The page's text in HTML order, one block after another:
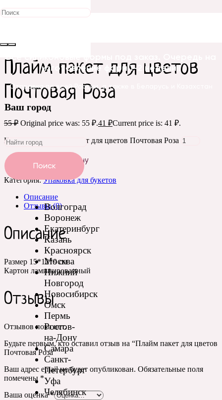
Все силиконовые формы под заказ. Очередь на
изготовление форм 1-2 недели!!
Отправка по всей России, а также в Беларусь и Казахстан
Ваш город
Поиск
Волгоград
Воронеж
Екатеринбург
Казань
Красноярск
Москва
Нижний
Новгород
Новосибирск
Омск
Пермь
Ростов-
на-Дону
Самара
Санкт-
Петербург
Уфа
Челябинск
Распродажа!
Плайм пакет для цветов
Почтовая Роза
55₽ Original price was: 55 ₽.41 ₽Current price is: 41 ₽.
Количество Плайм пакет для цветов Почтовая Роза
Добавить в корзину
Категория:Упаковка для букетов
Описание
Отзывы (0)
Описание
Размер 15*12*9 см
Картон ламинированный
Отзывы
Отзывов пока нет.
Будьте первым, кто оставил отзыв на “Плайм пакет для цветов
Почтовая Роза”
Ваш адрес email не будет опубликован. Обязательные поля
помечены *
Ваша оценка*